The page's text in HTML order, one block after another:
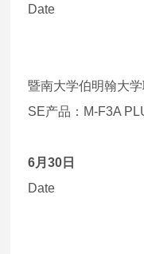
Date
暨南大学伯明翰大
SE产品： M-F3A
6月 30 日
Date